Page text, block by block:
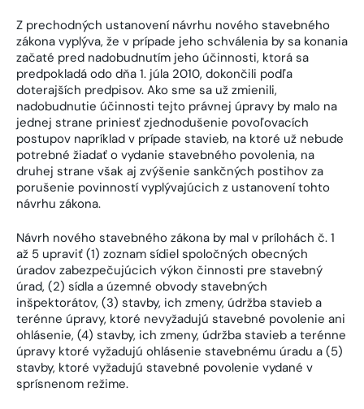
Z prechodných ustanovení návrhu nového stavebného
zákona vyplýva, že v prípade jeho schválenia by sa konania
začaté pred nadobudnutím jeho účinnosti, ktorá sa
predpokladá odo dňa 1. júla 2010, dokončili podľa
doterajších predpisov. Ako sme sa už zmienili,
nadobudnutie účinnosti tejto právnej úpravy by malo na
jednej strane priniesť zjednodušenie povoľovacích
postupov napríklad v prípade stavieb, na ktoré už nebude
potrebné žiadať o vydanie stavebného povolenia, na
druhej strane však aj zvýšenie sankčných postihov za
porušenie povinností vyplývajúcich z ustanovení tohto
návrhu zákona.
Návrh nového stavebného zákona by mal v prílohách č. 1
až 5 upraviť (1) zoznam sídiel spoločných obecných
úradov zabezpečujúcich výkon činnosti pre stavebný
úrad, (2) sídla a územné obvody stavebných
inšpektorátov, (3) stavby, ich zmeny, údržba stavieb a
terénne úpravy, ktoré nevyžadujú stavebné povolenie ani
ohlásenie, (4) stavby, ich zmeny, údržba stavieb a terénne
úpravy ktoré vyžadujú ohlásenie stavebnému úradu a (5)
stavby, ktoré vyžadujú stavebné povolenie vydané v
sprísnenom režime.